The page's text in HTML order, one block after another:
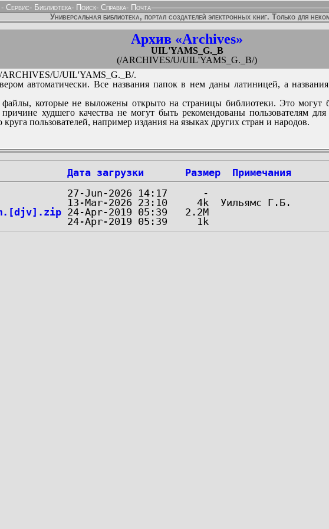
- Сервис- Библиотека- Поиск- Справка- Почта
Универсальная библиотека, портал создателей электронных книг. Только для
Архив «Archives»
UIL'YAMS_G._B
(/ARCHIVES/U/UIL'YAMS_G._B/)
/ARCHIVES/U/UIL'YAMS_G._B/.
автоматически. Все названия папок в нем даны латиницей, а
которые не выложены открыто на страницы библиотеки. Это могут
худшего качества не могут быть рекомендованы пользователям
пользователей, например издания на языках других стран и народов.
Дата загрузки Размер
Примечания